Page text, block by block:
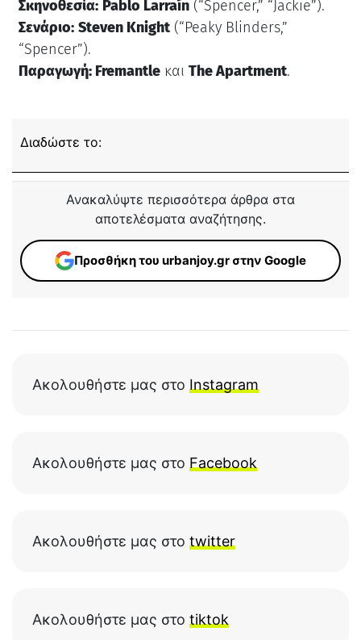
Σκηνοθεσία: Pablo Larraín(“Spencer,” “Jackie”).
Σενάριο: Steven Knight(“Peaky Blinders,”
“Spencer”).
Παραγωγή: Fremantleκαι The Apartment.
Διαδώστε το:
Ανακαλύψτε περισσότερα άρθρα στα
αποτελέσματα αναζήτησης.
Προσθήκη του urbanjoy.gr στην Google
Ακολουθήστε μας στο Instagram
Ακολουθήστε μας στο Facebook
Ακολουθήστε μας στο twitter
Ακολουθήστε μας στο tiktok